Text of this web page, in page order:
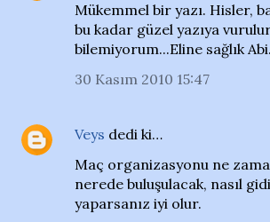
Mükemmel bir yazı. Hisler,
bu kadar güzel yazıya
bilemiyorum...Eline sağlık Abi.
30 Kasım 2010 15:47
Veys dedi ki…
Maç organizasyonu ne
nerede buluşulacak, nasıl
yaparsanız iyi olur.